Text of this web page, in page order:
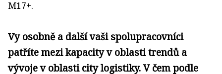
M17+.
Vy osobně a další vaši spolupracovníci
patříte mezi kapacity v oblasti trendů a
vývoje v oblasti city logistiky. V čem podle